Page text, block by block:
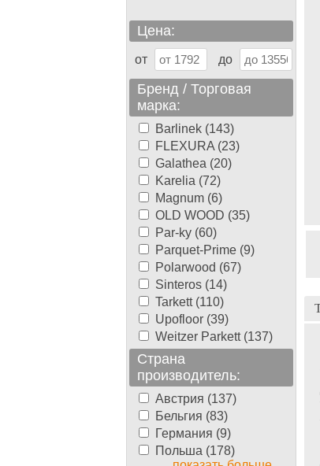
Цена:
от до
Бренд / Торговая
марка:
Barlinek (143)
FLEXURA (23)
Galathea (20)
Karelia (72)
Magnum (6)
OLD WOOD (35)
Par-ky (60)
Parquet-Prime (9)
Polarwood (67)
Sinteros (14)
Tarkett (110)
Upofloor (39)
Weitzer Parkett (137)
Страна
производитель:
Австрия (137)
Бельгия (83)
Германия (9)
Польша (178)